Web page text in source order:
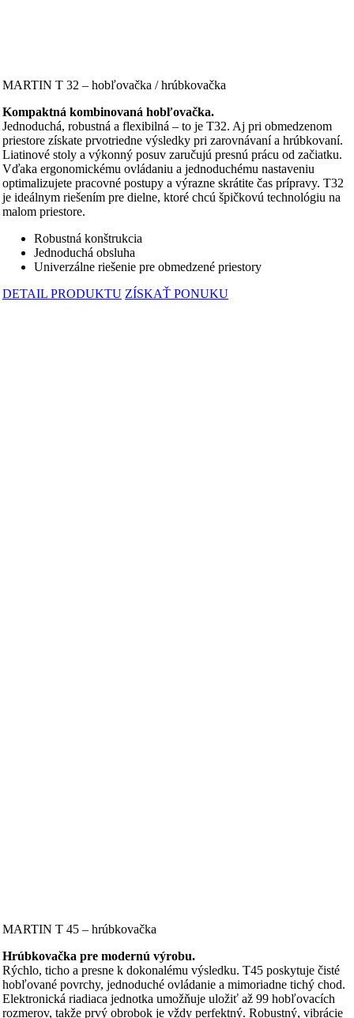
MARTIN T 32 – hobľovačka / hrúbkovačka
Kompaktná kombinovaná hobľovačka.
Jednoduchá, robustná a flexibilná – to je T32. Aj pri obmedzenom
priestore získate prvotriedne výsledky pri zarovnávaní a hrúbkovaní.
Liatinové stoly a výkonný posuv zaručujú presnú prácu od začiatku.
Vďaka ergonomickému ovládaniu a jednoduchému nastaveniu
optimalizujete pracovné postupy a výrazne skrátite čas prípravy. T32
je ideálnym riešením pre dielne, ktoré chcú špičkovú technológiu na
malom priestore.
Robustná konštrukcia
Jednoduchá obsluha
Univerzálne riešenie pre obmedzené priestory
DETAIL PRODUKTU ZÍSKAŤ PONUKU
MARTIN T 45 – hrúbkovačka
Hrúbkovačka pre modernú výrobu.
Rýchlo, ticho a presne k dokonalému výsledku. T45 poskytuje čisté
hobľované povrchy, jednoduché ovládanie a mimoriadne tichý chod.
Elektronická riadiaca jednotka umožňuje uložiť až 99 hobľovacích
rozmerov, takže prvý obrobok je vždy perfektný. Robustný, vibrácie